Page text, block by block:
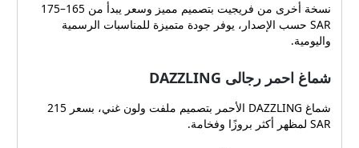
نسخة أخرى من فريجيت بتصميم مميز وسعر يبدأ من 165–175
SAR حسب الإصدار، يوفر جودة متميزة للمناسبات الرسمية
واليومية.
شماغ احمر رجالى DAZZLING
شماغ DAZZLING الأحمر بتصميم ملفت ولون غني، بسعر 215
SAR لمظهر أكثر بروزًا وفخامة.